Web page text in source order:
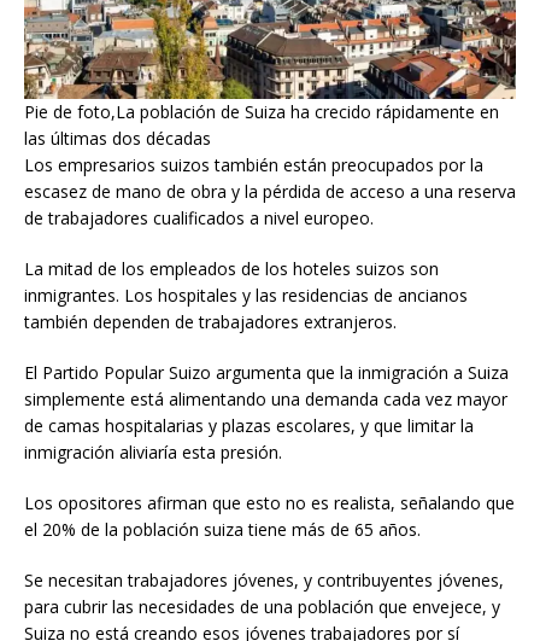
Pie de foto,La población de Suiza ha crecido rápidamente en
las últimas dos décadas
Los empresarios suizos también están preocupados por la
escasez de mano de obra y la pérdida de acceso a una reserva
de trabajadores cualificados a nivel europeo.
La mitad de los empleados de los hoteles suizos son
inmigrantes. Los hospitales y las residencias de ancianos
también dependen de trabajadores extranjeros.
El Partido Popular Suizo argumenta que la inmigración a Suiza
simplemente está alimentando una demanda cada vez mayor
de camas hospitalarias y plazas escolares, y que limitar la
inmigración aliviaría esta presión.
Los opositores afirman que esto no es realista, señalando que
el 20% de la población suiza tiene más de 65 años.
Se necesitan trabajadores jóvenes, y contribuyentes jóvenes,
para cubrir las necesidades de una población que envejece, y
Suiza no está creando esos jóvenes trabajadores por sí